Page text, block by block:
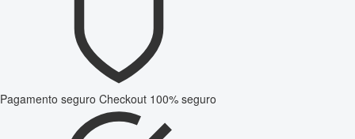
Pagamento seguro Checkout 100% seguro